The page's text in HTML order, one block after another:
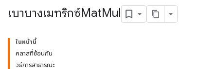
เบาบางเมทริกซ์MatMul
ในหน้านี้
คลาสที่ซ้อนกัน
วิธีการสาธารณะ